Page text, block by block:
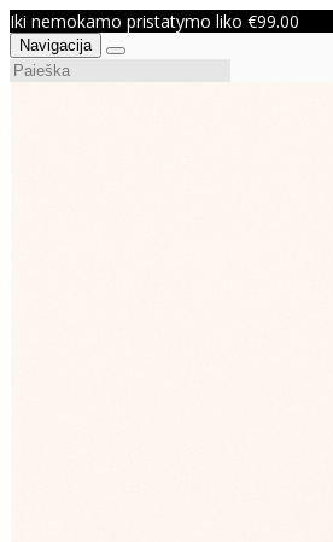
Iki nemokamo pristatymo liko €99.00
Navigacija